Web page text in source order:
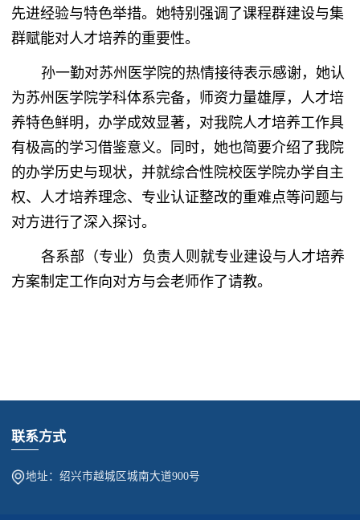
先进经验与特色举措。她特别强调了课程群建设与集
群赋能对人才培养的重要性。
孙一勤对苏州医学院的热情接待表示感谢，她认
为苏州医学院学科体系完备，师资力量雄厚，人才培
养特色鲜明，办学成效显著，对我院人才培养工作具
有极高的学习借鉴意义。同时，她也简要介绍了我院
的办学历史与现状，并就综合性院校医学院办学自主
权、人才培养理念、专业认证整改的重难点等问题与
对方进行了深入探讨。
各系部（专业）负责人则就专业建设与人才培养
方案制定工作向对方与会老师作了请教。
联系方式
地址：绍兴市越城区城南大道900号